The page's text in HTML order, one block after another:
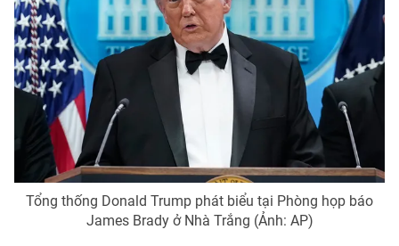
Tổng thống Donald Trump phát biểu tại Phòng họp báo
James Brady ở Nhà Trắng (Ảnh: AP)